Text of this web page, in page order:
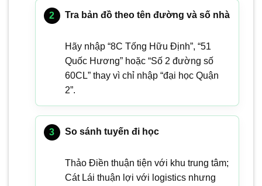
Tra bản đồ theo tên đường và số nhà
Hãy nhập “8C Tống Hữu Định”, “51
Quốc Hương” hoặc “Số 2 đường số
60CL” thay vì chỉ nhập “đại học Quận
2”.
So sánh tuyến đi học
Thảo Điền thuận tiện với khu trung tâm;
Cát Lái thuận lợi với logistics nhưng